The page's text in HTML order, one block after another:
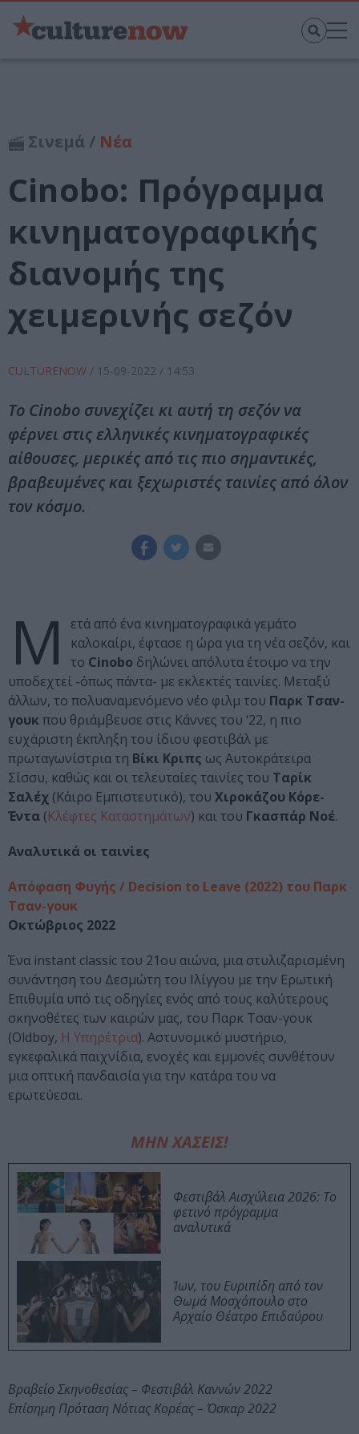
Σινεμά / Νέα
Cinobo: Πρόγραμμα
κινηματογραφικής
διανομής της
χειμερινής σεζόν
CULTURENOW / 15-09-2022 / 14:53
Το Cinobo συνεχίζει κι αυτή τη σεζόν να
φέρνει στις ελληνικές κινηματογραφικές
αίθουσες, μερικές από τις πιο σημαντικές,
βραβευμένες και ξεχωριστές ταινίες από όλον
τον κόσμο.
Μ
ετά από ένα κινηματογραφικά γεμάτο
καλοκαίρι, έφτασε η ώρα για τη νέα σεζόν, και
το Cinobo δηλώνει απόλυτα έτοιμο να την
υποδεχτεί -όπως πάντα- με εκλεκτές ταινίες. Μεταξύ
άλλων, το πολυαναμενόμενο νέο φιλμ του Παρκ Τσαν-
γουκ που θριάμβευσε στις Κάννες του ‘22, η πιο
ευχάριστη έκπληξη του ίδιου φεστιβάλ με
πρωταγωνίστρια τη Βίκι Κριπς ως Αυτοκράτειρα
Σίσσυ, καθώς και οι τελευταίες ταινίες του Ταρίκ
Σαλέχ (Κάιρο Εμπιστευτικό), του Χιροκάζου Κόρε-
Έντα (Κλέφτες Καταστημάτων) και του Γκασπάρ Νοέ.
Αναλυτικά οι ταινίες
Απόφαση Φυγής / Decision to Leave (2022) του Παρκ
Τσαν-γουκ
Οκτώβριος 2022
Ένα instant classic του 21ου αιώνα, μια στυλιζαρισμένη
συνάντηση του Δεσμώτη του Ιλίγγου με την Ερωτική
Επιθυμία υπό τις οδηγίες ενός από τους καλύτερους
σκηνοθέτες των καιρών μας, του Παρκ Τσαν-γουκ
(Oldboy, Η Υπηρέτρια). Αστυνομικό μυστήριο,
εγκεφαλικά παιχνίδια, ενοχές και εμμονές συνθέτουν
μια οπτική πανδαισία για την κατάρα του να
ερωτεύεσαι.
ΜΗΝ ΧΑΣΕΙΣ!
Φεστιβάλ Αισχύλεια 2026: Το
φετινό πρόγραμμα
αναλυτικά
Ίων, του Ευριπίδη από τον
Θωμά Μοσχόπουλο στο
Αρχαίο Θέατρο Επιδαύρου
Βραβείο Σκηνοθεσίας – Φεστιβάλ Καννών 2022
Επίσημη Πρόταση Νότιας Κορέας – Όσκαρ 2022